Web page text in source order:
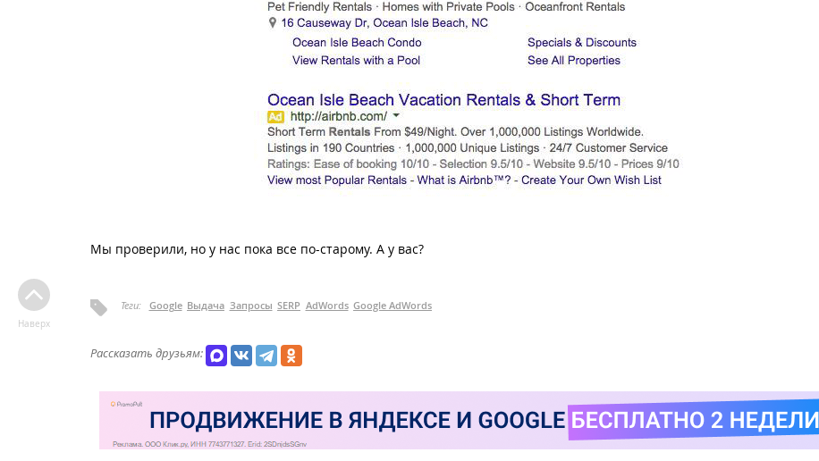
Мы проверили, но у нас пока все по-старому. А у вас?
Теги: Google Выдача Запросы SERP AdWords Google AdWords
Рассказать друзьям:
Наверх